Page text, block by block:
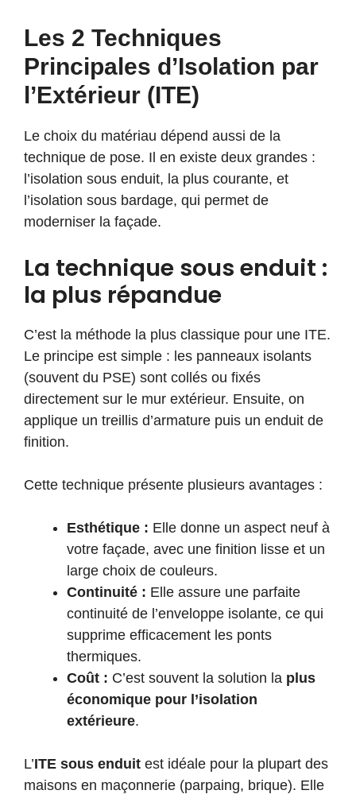
Les 2 Techniques
Principales d’Isolation par
l’Extérieur (ITE)
Le choix du matériau dépend aussi de la
technique de pose. Il en existe deux grandes :
l’isolation sous enduit, la plus courante, et
l’isolation sous bardage, qui permet de
moderniser la façade.
La technique sous enduit :
la plus répandue
C’est la méthode la plus classique pour une ITE.
Le principe est simple : les panneaux isolants
(souvent du PSE) sont collés ou fixés
directement sur le mur extérieur. Ensuite, on
applique un treillis d’armature puis un enduit de
finition.
Cette technique présente plusieurs avantages :
Esthétique : Elle donne un aspect neuf à
votre façade, avec une finition lisse et un
large choix de couleurs.
Continuité : Elle assure une parfaite
continuité de l’enveloppe isolante, ce qui
supprime efficacement les ponts
thermiques.
Coût : C’est souvent la solution la plus
économique pour l’isolation
extérieure.
L’ITE sous enduit est idéale pour la plupart des
maisons en maçonnerie (parpaing, brique). Elle